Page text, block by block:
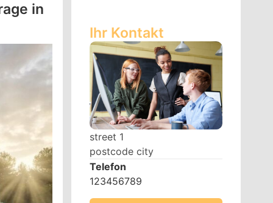
in
Ihr Kontakt
street 1
postcode city
Telefon
123456789